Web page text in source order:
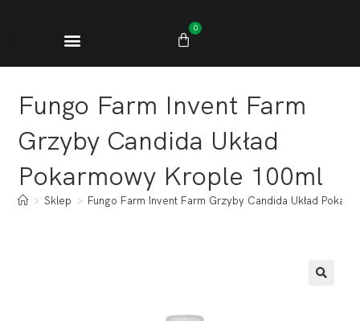
0
Fungo Farm Invent Farm
Grzyby Candida Układ
Pokarmowy Krople 100ml
> Sklep > Fungo Farm Invent Farm Grzyby Candida Układ